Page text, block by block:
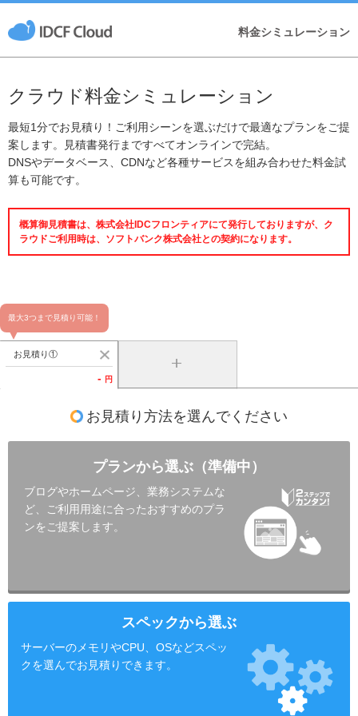
料金シミュレーション
クラウド料金シミュレーション
最短1分でお見積り！ご利用シーンを選ぶだけで最適なプランをご提
案します。見積書発行まですべてオンラインで完結。
DNSやデータベース、CDNなど各種サービスを組み合わせた料金試
算も可能です。
概算御見積書は、株式会社IDCフロンティアにて発行しておりますが、ク
ラウドご利用時は、ソフトバンク株式会社との契約になります。
最大3つまで見積り可能！
お見積り①
- 円
お見積り方法を選んでください
プランから選ぶ（準備中）
ブログやホームページ、業務システムな
ど、ご利用用途に合ったおすすめのプラ
ンをご提案します。
スペックから選ぶ
サーバーのメモリやCPU、OSなどスペッ
クを選んでお見積りできます。